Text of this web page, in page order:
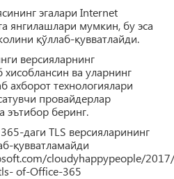
эгалари Internet
янгилашлари мумкин, бу эса
қўллаб-қувватлайди.
версияларнинг
ва уларнинг
ахборот технологиялари
провайдерлар
эътибор беринг.
даги TLS версияларининг
қувватламайди
cloudyhappypeople/
of-Office-365